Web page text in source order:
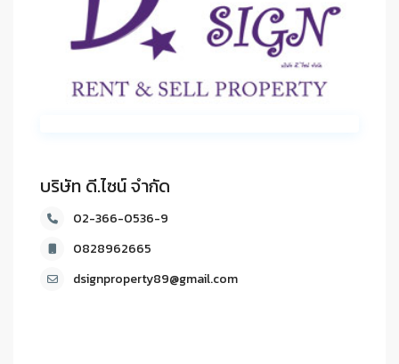
บริษัท ดี.ไซน์ จํากัด
02-366-0536-9
0828962665
dsignproperty89@gmail.com